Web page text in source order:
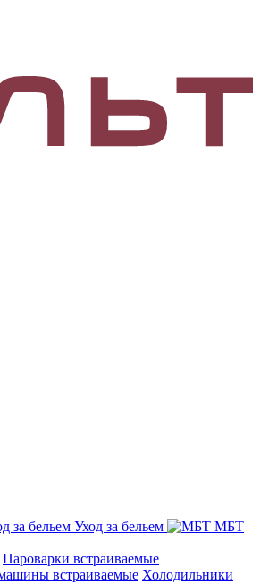
Уход за бельем
МБТ
Пароварки встраиваемые
встраиваемые Холодильники